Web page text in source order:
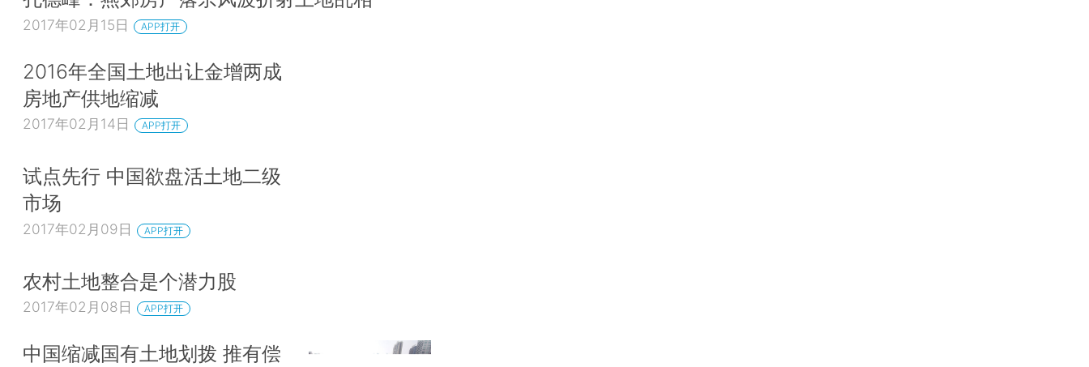
2017年02月15日 APP打开
2016年全国土地出让金增两成
房地产供地缩减
2017年02月14日 APP打开
试点先行 中国欲盘活土地二级
市场
2017年02月09日 APP打开
农村土地整合是个潜力股
2017年02月08日 APP打开
中国缩减国有土地划拨 推有偿